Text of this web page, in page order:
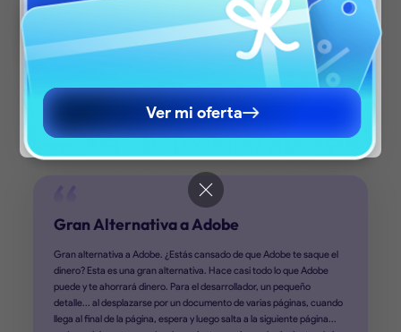
region? Visit your regional site for more
relevant pricing, promotions, and events.
Continuar con el Sitio en Español
Continue to English Site
Ver mi oferta